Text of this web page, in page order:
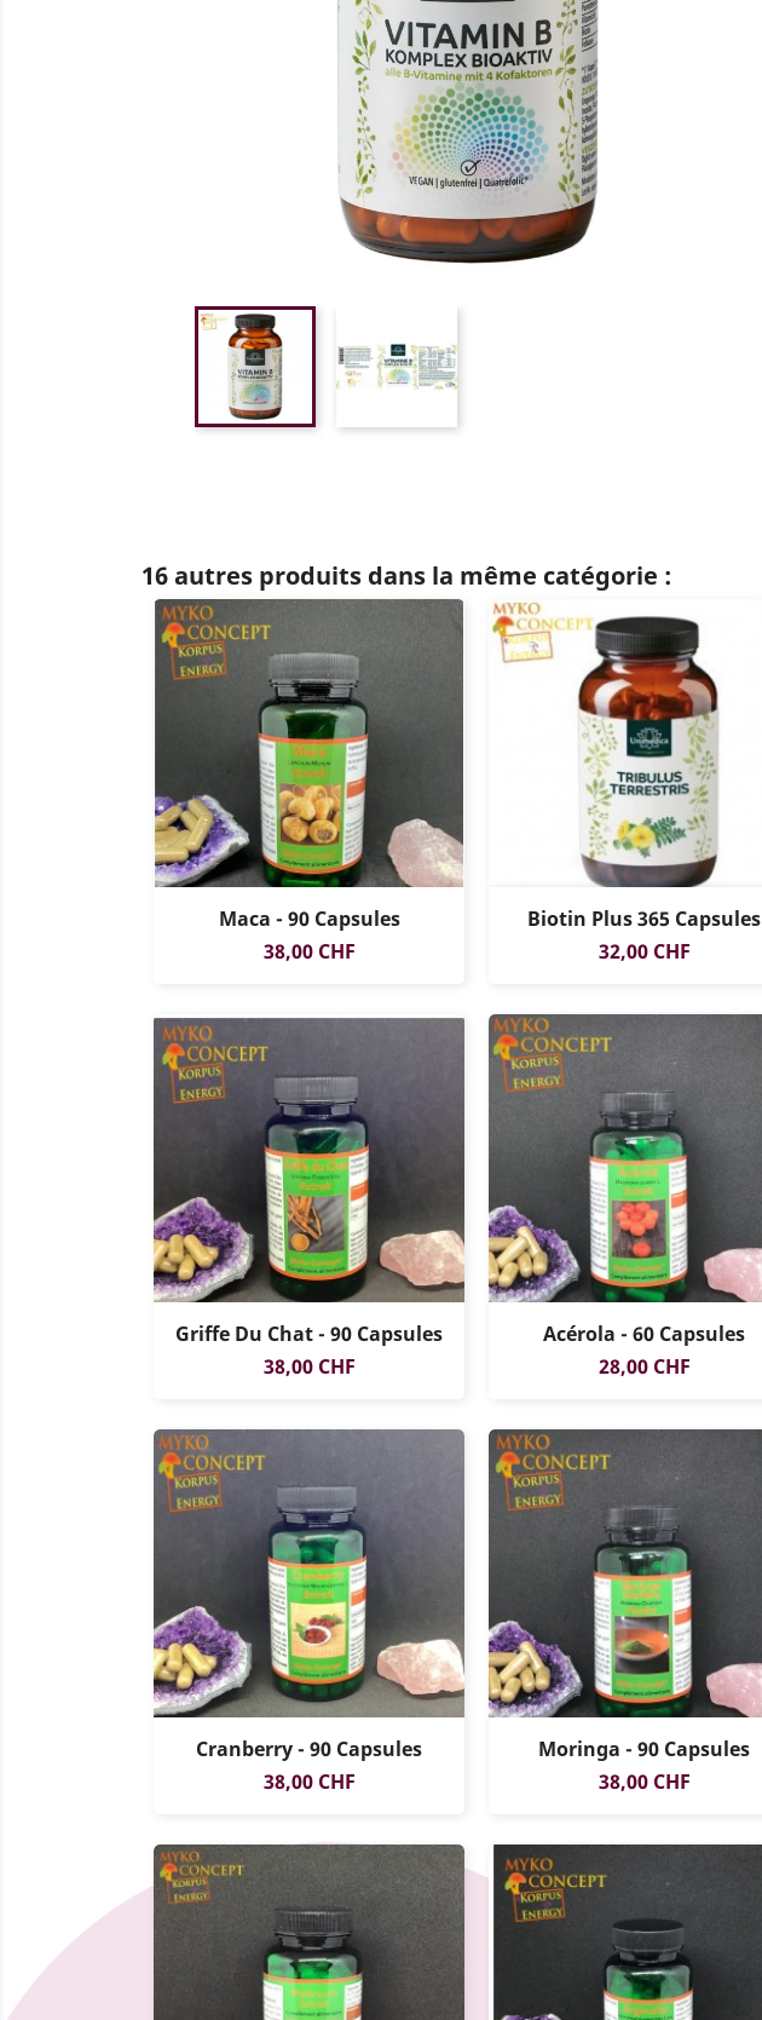
16 autres produits dans la même catégorie :
Maca - 90 Capsules
Prix
38,00 CHF
Biotin Plus 365 Capsules
Prix
32,00 CHF
Griffe Du Chat - 90 Capsules
Prix
38,00 CHF
Acérola - 60 Capsules
Prix
28,00 CHF
Cranberry - 90 Capsules
Prix
38,00 CHF
Moringa - 90 Capsules
Prix
38,00 CHF